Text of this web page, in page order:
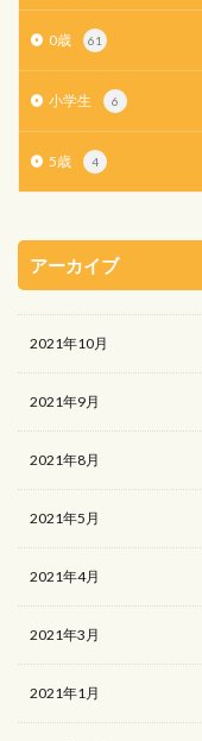
0歳 61
小学生 6
5歳 4
アーカイブ
2021年10月
2021年9月
2021年8月
2021年5月
2021年4月
2021年3月
2021年1月